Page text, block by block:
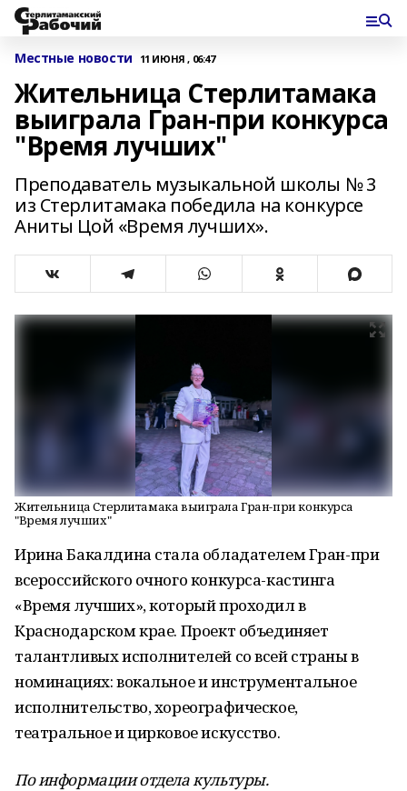
Местные новости 11 ИЮНЯ , 06:47
Жительница Стерлитамака
выиграла Гран-при конкурса
"Время лучших"
Преподаватель музыкальной школы № 3
из Стерлитамака победила на конкурсе
Аниты Цой «Время лучших».
Жительница Стерлитамака выиграла Гран-при конкурса
"Время лучших"
Ирина Бакалдина стала обладателем Гран-при
всероссийского очного конкурса-кастинга
«Время лучших», который проходил в
Краснодарском крае. Проект объединяет
талантливых исполнителей со всей страны в
номинациях: вокальное и инструментальное
исполнительство, хореографическое,
театральное и цирковое искусство.
По информации отдела культуры.